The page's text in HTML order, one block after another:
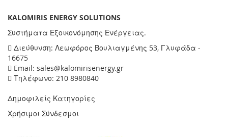
KALOMIRIS ENERGY SOLUTIONS
Συστήματα Εξοικονόμησης Ενέργειας.
Διεύθυνση: Λεωφόρος Βουλιαγμένης 53, Γλυφάδα -
16675
Email: sales@kalomirisenergy.gr
Τηλέφωνο: 210 8980840
Δημοφιλείς Κατηγορίες
Χρήσιμοι Σύνδεσμοι